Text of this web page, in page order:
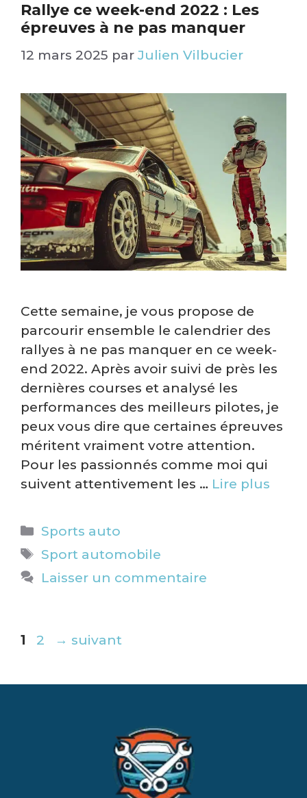
Rallye ce week-end 2022 : Les
épreuves à ne pas manquer​
12 mars 2025 par Julien Vilbucier
Cette semaine, je vous propose de
parcourir ensemble le calendrier des
rallyes à ne pas manquer en ce week-
end 2022. Après avoir suivi de près les
dernières courses et analysé les
performances des meilleurs pilotes, je
peux vous dire que certaines épreuves
méritent vraiment votre attention.
Pour les passionnés comme moi qui
suivent attentivement les … Lire plus
Catégories
Sports auto
Étiquettes
Sport automobile
Laisser un commentaire
Page
1 Page
2 → suivant